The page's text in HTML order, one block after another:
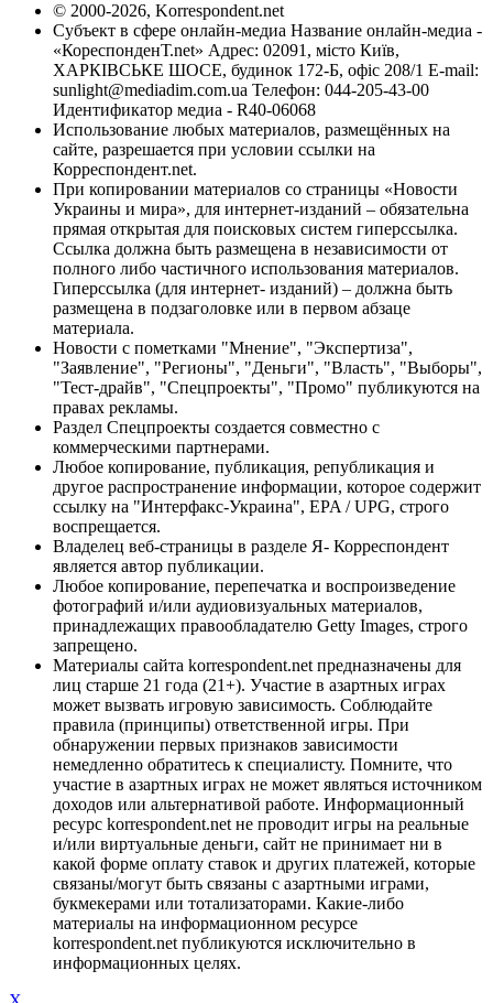
© 2000-2026, Korrespondent.net
Субъект в сфере онлайн-медиа Название онлайн-медиа -
«КореспонденТ.net» Адрес: 02091, місто Київ,
ХАРКІВСЬКЕ ШОСЕ, будинок 172-Б, офіс 208/1 E-mail:
sunlight@mediadim.com.ua Телефон: 044-205-43-00
Идентификатор медиа - R40-06068
Использование любых материалов, размещённых на
сайте, разрешается при условии ссылки на
Корреспондент.net.
При копировании материалов со страницы «Новости
Украины и мира», для интернет-изданий – обязательна
прямая открытая для поисковых систем гиперссылка.
Ссылка должна быть размещена в независимости от
полного либо частичного использования материалов.
Гиперссылка (для интернет- изданий) – должна быть
размещена в подзаголовке или в первом абзаце
материала.
Новости с пометками "Мнение", "Экспертиза",
"Заявление", "Регионы", "Деньги", "Власть", "Выборы",
"Тест-драйв", "Спецпроекты", "Промо" публикуются на
правах рекламы.
Раздел Спецпроекты создается совместно с
коммерческими партнерами.
Любое копирование, публикация, републикация и
другое распространение информации, которое содержит
ссылку на "Интерфакс-Украина", EPA / UPG, строго
воспрещается.
Владелец веб-страницы в разделе Я- Корреспондент
является автор публикации.
Любое копирование, перепечатка и воспроизведение
фотографий и/или аудиовизуальных материалов,
принадлежащих правообладателю Getty Images, строго
запрещено.
Материалы сайта korrespondent.net предназначены для
лиц старше 21 года (21+). Участие в азартных играх
может вызвать игровую зависимость. Соблюдайте
правила (принципы) ответственной игры. При
обнаружении первых признаков зависимости
немедленно обратитесь к специалисту. Помните, что
участие в азартных играх не может являться источником
доходов или альтернативой работе. Информационный
ресурс korrespondent.net не проводит игры на реальные
и/или виртуальные деньги, сайт не принимает ни в
какой форме оплату ставок и других платежей, которые
связаны/могут быть связаны с азартными играми,
букмекерами или тотализаторами. Какие-либо
материалы на информационном ресурсе
korrespondent.net публикуются исключительно в
информационных целях.